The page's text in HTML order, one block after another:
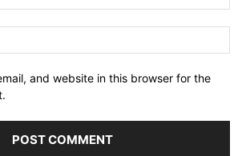
and website in this browser for the